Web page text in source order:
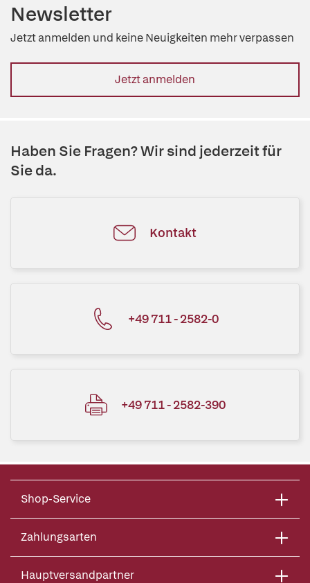
Newsletter
Jetzt anmelden und keine Neuigkeiten mehr verpassen
Jetzt anmelden
Haben Sie Fragen? Wir sind jederzeit für
Sie da.
Kontakt
+49 711 - 2582-0
+49 711 - 2582-390
Shop-Service
Zahlungsarten
Hauptversandpartner